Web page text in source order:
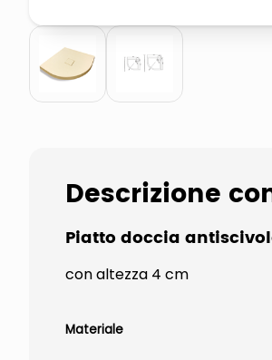
Descrizione
Piatto doccia
con altezza 4 cm
Materiale